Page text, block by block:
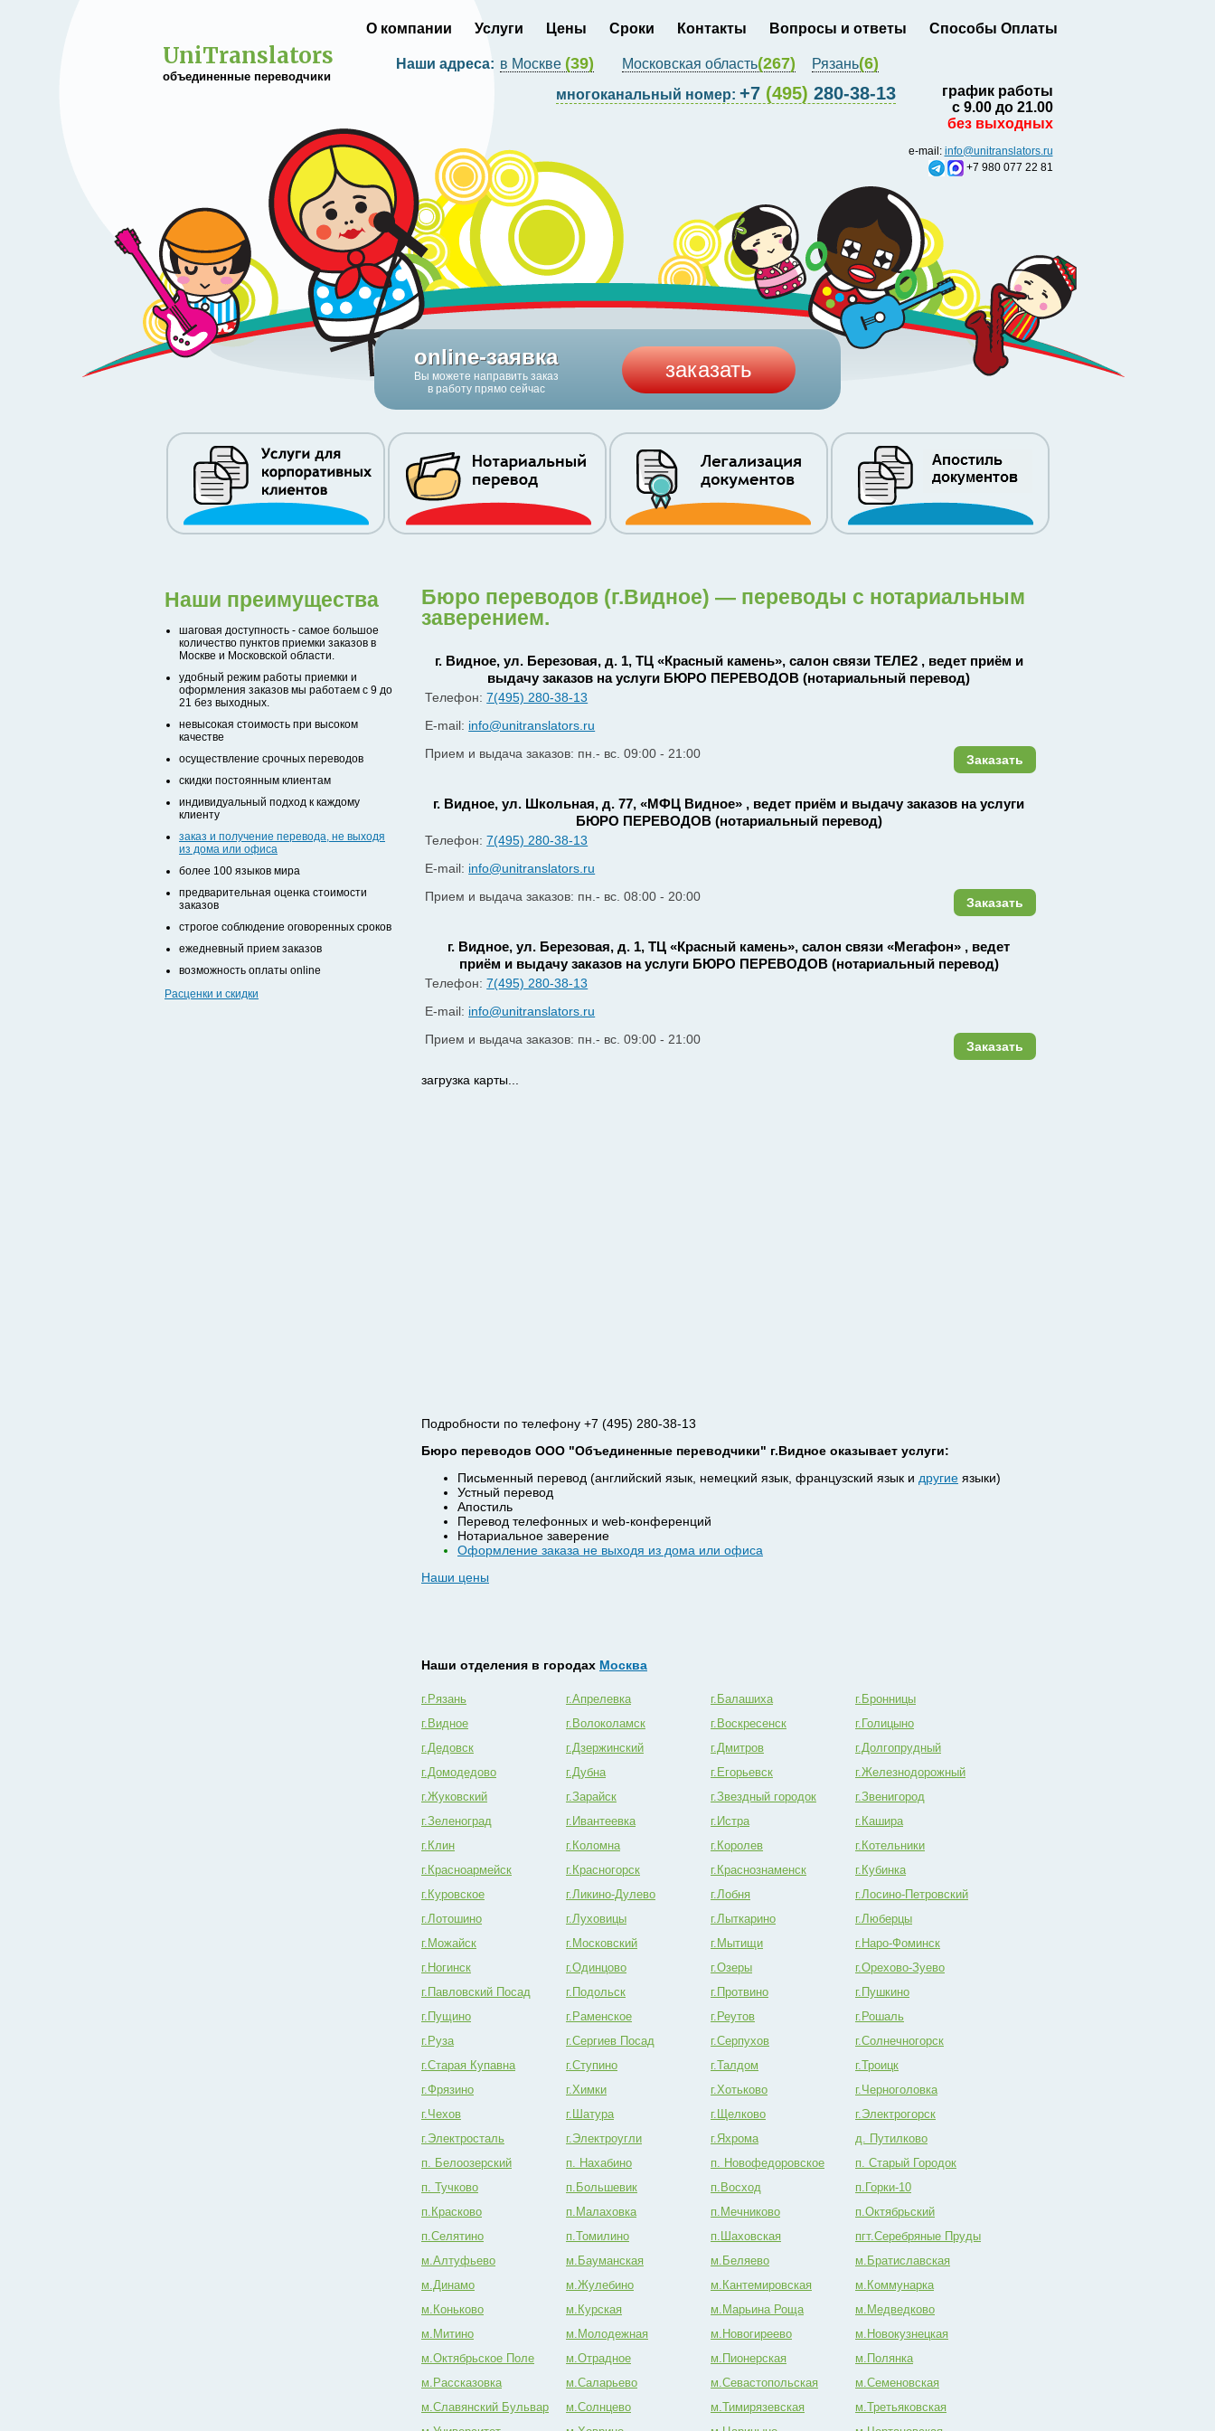
О компании Услуги Цены Сроки Контакты Вопросы и ответы Способы Оплаты
UniTranslators
объединенные переводчики
многоканальный номер: +7 (495) 280-38-13
график работы
с 9.00 до 21.00
без выходных
Наши адреса: в Москве (39) Московская область(267) Рязань(6)
e-mail: info@unitranslators.ru
+7 980 077 22 81
online-заявка
Вы можете направить заказ
в работу прямо сейчас
заказать
Наши преимущества
шаговая доступность - самое большое
количество пунктов приемки заказов в
Москве и Московской области.
удобный режим работы приемки и
оформления заказов мы работаем с 9 до
21 без выходных.
невысокая стоимость при высоком
качестве
осуществление срочных переводов
скидки постоянным клиентам
индивидуальный подход к каждому
клиенту
заказ и получение перевода, не выходя
из дома или офиса
более 100 языков мира
предварительная оценка стоимости
заказов
строгое соблюдение оговоренных сроков
ежедневный прием заказов
возможность оплаты online
Расценки и скидки
Бюро переводов (г.Видное) — переводы с нотариальным
заверением.
г. Видное, ул. Березовая, д. 1, ТЦ «Красный камень», салон связи ТЕЛЕ2 , ведет приём и
выдачу заказов на услуги БЮРО ПЕРЕВОДОВ (нотариальный перевод)
Телефон:7(495) 280-38-13
E-mail: info@unitranslators.ru
Прием и выдача заказов: пн.- вс. 09:00 - 21:00
Заказать
г. Видное, ул. Школьная, д. 77, «МФЦ Видное» , ведет приём и выдачу заказов на услуги
БЮРО ПЕРЕВОДОВ (нотариальный перевод)
Телефон:7(495) 280-38-13
E-mail: info@unitranslators.ru
Прием и выдача заказов: пн.- вс. 08:00 - 20:00
Заказать
г. Видное, ул. Березовая, д. 1, ТЦ «Красный камень», салон связи «Мегафон» , ведет
приём и выдачу заказов на услуги БЮРО ПЕРЕВОДОВ (нотариальный перевод)
Телефон:7(495) 280-38-13
E-mail: info@unitranslators.ru
Прием и выдача заказов: пн.- вс. 09:00 - 21:00
Заказать
загрузка карты...
Подробности по телефону +7 (495) 280-38-13
Бюро переводов ООО "Объединенные переводчики" г.Видное оказывает услуги:
Письменный перевод (английский язык, немецкий язык, французский язык и другие языки)
Устный перевод
Апостиль
Перевод телефонных и web-конференций
Нотариальное заверение
Оформление заказа не выходя из дома или офиса
Наши цены
Наши отделения в городах Москва
г.Рязань г.Апрелевка г.Балашиха
г.Бронницы
г.Видное
г.Волоколамск г.Воскресенск
г.Голицыно
г.Дедовск
г.Дзержинский г.Дмитров
г.Долгопрудный
г.Домодедово
г.Дубна г.Егорьевск
г.Железнодорожный
г.Жуковский
г.Зарайск г.Звездный городок
г.Звенигород
г.Зеленоград
г.Ивантеевка г.Истра
г.Кашира
г.Клин
г.Коломна г.Королев
г.Котельники
г.Красноармейск
г.Красногорск г.Краснознаменск
г.Кубинка
г.Куровское
г.Ликино-Дулево г.Лобня
г.Лосино-Петровский
г.Лотошино
г.Луховицы г.Лыткарино
г.Люберцы
г.Можайск
г.Московский г.Мытищи
г.Наро-Фоминск
г.Ногинск
г.Одинцово г.Озеры
г.Орехово-Зуево
г.Павловский Посад
г.Подольск г.Протвино
г.Пушкино
г.Пущино
г.Раменское г.Реутов
г.Рошаль
г.Руза
г.Сергиев Посад г.Серпухов
г.Солнечногорск
г.Старая Купавна
г.Ступино г.Талдом
г.Троицк
г.Фрязино
г.Химки г.Хотьково
г.Черноголовка
г.Чехов
г.Шатура г.Щелково
г.Электрогорск
г.Электросталь
г.Электроугли г.Яхрома
д. Путилково
п. Белоозерский
п. Нахабино п. Новофедоровское
п. Старый Городок
п. Тучково
п.Большевик п.Восход
п.Горки-10
п.Красково
п.Малаховка п.Мечниково
п.Октябрьский
п.Селятино
п.Томилино п.Шаховская
пгт.Серебряные Пруды
м.Алтуфьево
м.Бауманская м.Беляево
м.Братиславская
м.Динамо
м.Жулебино м.Кантемировская
м.Коммунарка
м.Коньково
м.Курская м.Марьина Роща
м.Медведково
м.Митино
м.Молодежная м.Новогиреево
м.Новокузнецкая
м.Октябрьское Поле
м.Отрадное м.Пионерская
м.Полянка
м.Рассказовка
м.Саларьево м.Севастопольская
м.Семеновская
м.Славянский Бульвар
м.Солнцево м.Тимирязевская
м.Третьяковская